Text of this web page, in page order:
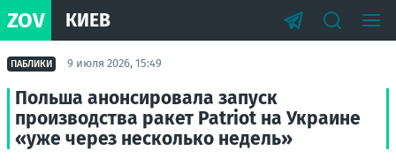
ZOV КИЕВ
ПАБЛИКИ 9 июля 2026, 15:49
Польша анонсировала запуск
производства ракет Patriot на Украине
«уже через несколько недель»